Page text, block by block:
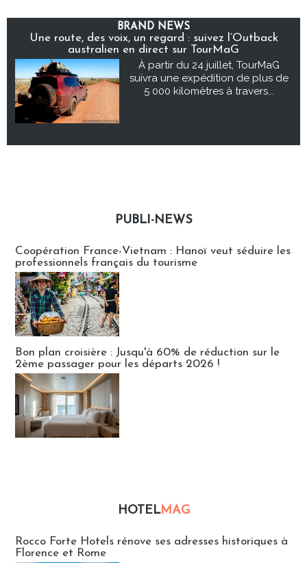
BRAND NEWS
Une route, des voix, un regard : suivez l’Outback
australien en direct sur TourMaG
À partir du 24 juillet, TourMaG
suivra une expédition de plus de
5 000 kilomètres à travers...
PUBLI-NEWS
Coopération France-Vietnam : Hanoï veut séduire les
professionnels français du tourisme
Bon plan croisière : Jusqu'à 60% de réduction sur le
2ème passager pour les départs 2026 !
HOTELMAG
Rocco Forte Hotels rénove ses adresses historiques à
Florence et Rome